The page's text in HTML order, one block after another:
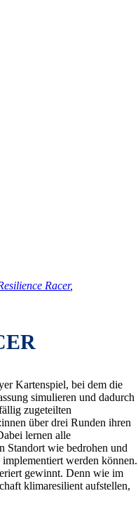
Racer,
Kartenspiel, bei dem die
simulieren und dadurch
zugeteilten
über drei Runden ihren
lernen alle
Standort wie bedrohen und
werden können.
gewinnt. Denn wie im
klimaresilient aufstellen,